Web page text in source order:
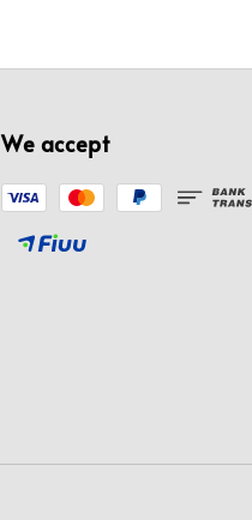
We accept